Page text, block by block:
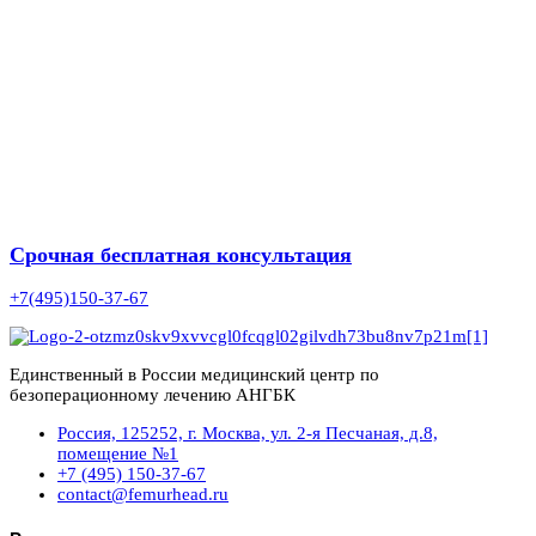
Срочная бесплатная консультация
+7(495)150-37-67
Единственный в России медицинский центр по
безоперационному лечению АНГБК
Россия, 125252, г. Москва, ул. 2-я Песчаная, д.8,
помещение №1
+7 (495) 150-37-67
contact@femurhead.ru